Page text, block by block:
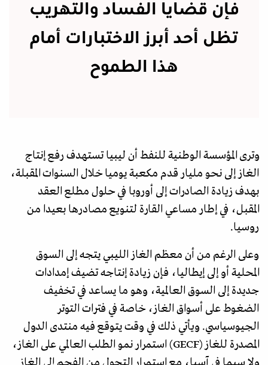
فإن قضايا الفساد والتهريب
تظل أحد أبرز الاختبارات أمام
هذا الطموح
وترى المؤسسة الوطنية للنفط أن ليبيا تستهدف رفع إنتاج
الغاز إلى نحو مليار قدم مكعبة يوميا خلال السنوات المقبلة،
بهدف زيادة الصادرات إلى أوروبا في حلول مطلع العقد
المقبل، في إطار مساعي القارة لتنويع مصادرها بعيدا من
روسيا.
وعلى الرغم من أن معظم الغاز الليبي يتجه إلى السوق
المحلية أو إلى إيطاليا، فإن زيادة إنتاجه تضيف إمدادات
جديدة إلى السوق العالمية، وهو ما يساعد في تخفيف
الضغوط على أسواق الغاز، خاصة في فترات التوتر
الجيوسياسي. ويأتي ذلك في وقت يتوقع فيه منتدى الدول
المصدرة للغاز (GECF) استمرار نمو الطلب العالمي على الغاز،